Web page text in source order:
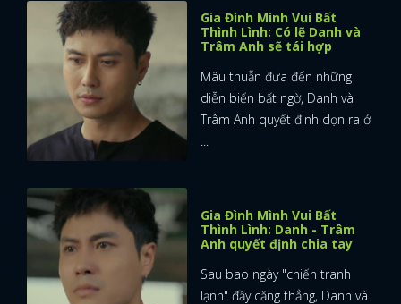
Gia Đình Mình Vui Bất
Thình Lình: Có lẽ Danh và
Trâm Anh sẽ tái hợp
Mâu thuẫn đưa đến những
diễn biến bất ngờ, Danh và
Trâm Anh quyết định dọn ra ở
...
Gia Đình Mình Vui Bất
Thình Lình: Danh - Trâm
Anh quyết định chia tay
Sau bao ngày "chiến tranh
lạnh" đầy căng thẳng, Danh và